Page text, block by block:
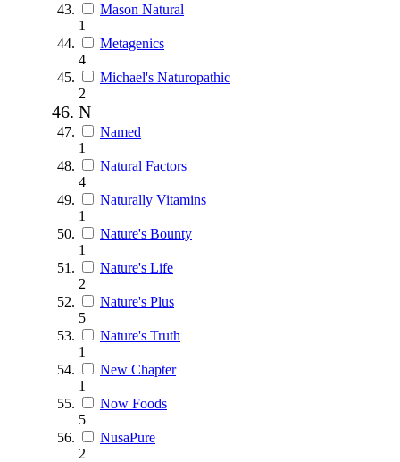
Mason Natural
1
Metagenics
4
Michael's Naturopathic
2
N
Named
1
Natural Factors
4
Naturally Vitamins
1
Nature's Bounty
1
Nature's Life
2
Nature's Plus
5
Nature's Truth
1
New Chapter
1
Now Foods
5
NusaPure
2